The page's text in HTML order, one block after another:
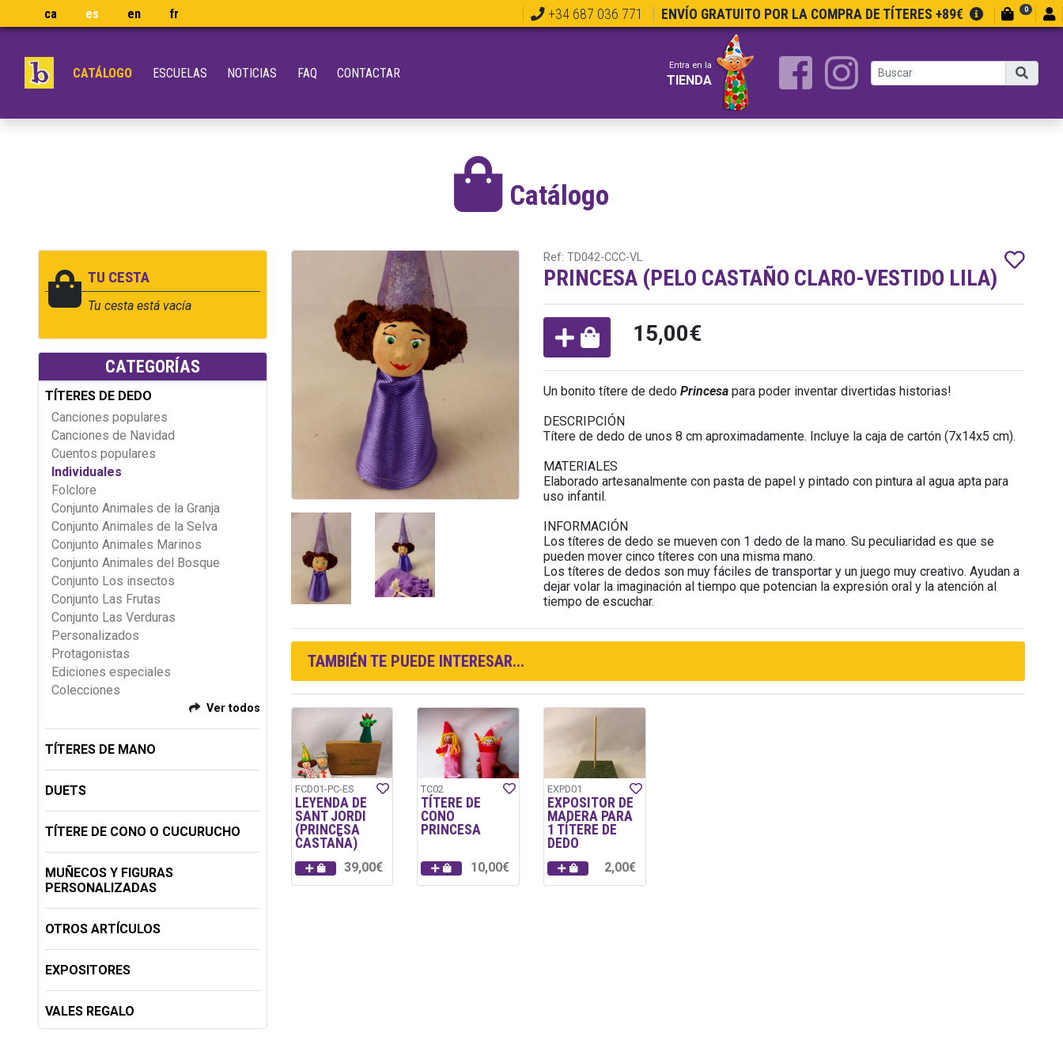
ca es en fr +34 687 036 771 ENVÍO GRATUITO POR LA COMPRA DE TÍTERES +89€ 0
CATÁLOGO ESCUELAS NOTICIAS FAQ CONTACTAR Entra en la
TIENDA
Catálogo
TU CESTA
Tu cesta está vacía
CATEGORÍAS
TÍTERES DE DEDO
Canciones populares
Canciones de Navidad
Cuentos populares
Individuales
Folclore
Conjunto Animales de la Granja
Conjunto Animales de la Selva
Conjunto Animales Marinos
Conjunto Animales del Bosque
Conjunto Los insectos
Conjunto Las Frutas
Conjunto Las Verduras
Personalizados
Protagonistas
Ediciones especiales
Colecciones
Ver todos
TÍTERES DE MANO
DUETS
TÍTERE DE CONO O CUCURUCHO
MUÑECOS Y FIGURAS
PERSONALIZADAS
OTROS ARTÍCULOS
EXPOSITORES
VALES REGALO
Ref: TD042-CCC-VL
PRINCESA (PELO CASTAÑO CLARO-VESTIDO LILA)
15,00€
Un bonito títere de dedo Princesapara poder inventar divertidas historias!
DESCRIPCIÓN
Títere de dedo de unos 8 cm aproximadamente. Incluye la caja de cartón (7x14x5 cm).
MATERIALES
Elaborado artesanalmente con pasta de papel y pintado con pintura al agua apta para
uso infantil.
INFORMACIÓN
Los títeres de dedo se mueven con 1 dedo de la mano. Su peculiaridad es que se
pueden mover cinco títeres con una misma mano.
Los títeres de dedos son muy fáciles de transportar y un juego muy creativo. Ayudan a
dejar volar la imaginación al tiempo que potencian la expresión oral y la atención al
tiempo de escuchar.
TAMBIÉN TE PUEDE INTERESAR...
FCD01-PC-ES
LEYENDA DE
SANT JORDI
(PRINCESA
CASTAÑA)
39,00€
TC02
TÍTERE DE
CONO
PRINCESA
10,00€
EXPD01
EXPOSITOR DE
MADERA PARA
1 TÍTERE DE
DEDO
2,00€